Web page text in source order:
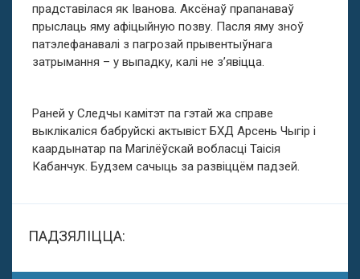
прадставілася як Іванова. Аксёнаў прапанаваў
прыслаць яму афіцыйную позву. Пасля яму зноў
патэлефанавалі з пагрозай прывентыўнага
затрымання – у выпадку, калі не з’явіцца.
Раней у Следчы камітэт па гэтай жа справе
выклікаліся бабруйскі актывіст БХД Арсень Чыгір і
каардынатар па Магілёўскай вобласці Таісія
Кабанчук. Будзем сачыць за развіццём падзей.
ПАДЗЯЛІЦЦА: